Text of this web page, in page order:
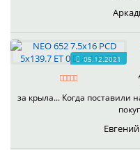
05.12.2021
за крыла... Когда